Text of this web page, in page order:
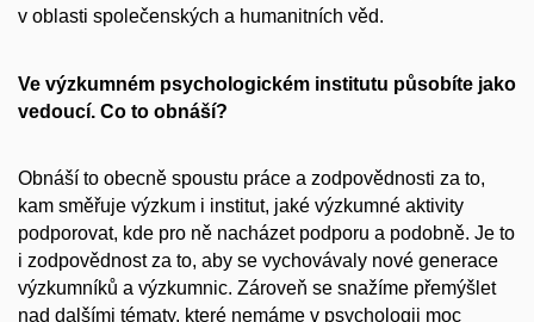
v oblasti společenských a humanitních věd.
Ve výzkumném psychologickém institutu působíte jako
vedoucí. Co to obnáší?
Obnáší to obecně spoustu práce a zodpovědnosti za to,
kam směřuje výzkum i institut, jaké výzkumné aktivity
podporovat, kde pro ně nacházet podporu a podobně. Je to
i zodpovědnost za to, aby se vychovávaly nové generace
výzkumníků a výzkumnic. Zároveň se snažíme přemýšlet
nad dalšími tématy, které nemáme v psychologii moc